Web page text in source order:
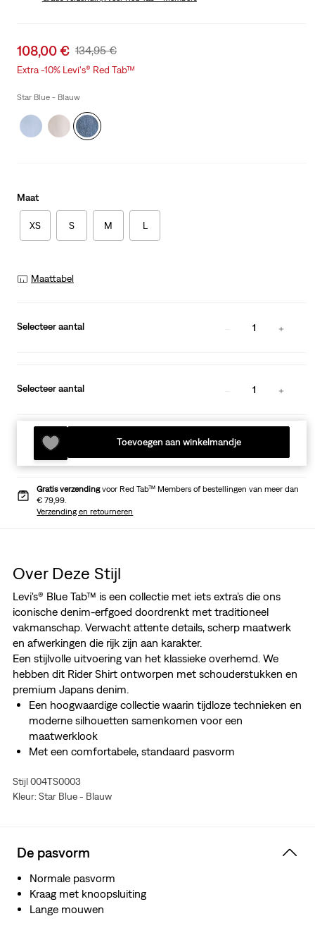
Sale
price
108,00 € Original
Price
134,95 €
Extra -10% Levi's® Red Tab™
Star Blue - Blauw
Maat
XS S M L
Maattabel
Selecteer aantal 1
Selecteer aantal 1
Toevoegen aan winkelmandje
Gratis verzendingvoor Red Tab™ Members of bestellingen van meer dan
€ 79,99.
Verzending en retourneren
Over Deze Stijl
Levi's® Blue Tab™ is een collectie met iets extra’s die ons
iconische denim-erfgoed doordrenkt met traditioneel
vakmanschap. Verwacht attente details, scherp maatwerk
en afwerkingen die rijk zijn aan karakter.
Een stijlvolle uitvoering van het klassieke overhemd. We
hebben dit Rider Shirt ontworpen met schouderstukken en
premium Japans denim.
Een hoogwaardige collectie waarin tijdloze technieken en
moderne silhouetten samenkomen voor een
maatwerklook
Met een comfortabele, standaard pasvorm
Gemaakt van premium Japans denim met een rijk
karakter dat in de loop van de tijd alleen maar beter
Stijl 004TS0003
Kleur: Star Blue - Blauw
De pasvorm
Normale pasvorm
Kraag met knoopsluiting
Lange mouwen